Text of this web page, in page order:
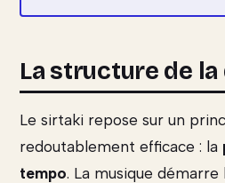
La structure de la
Le sirtaki repose sur un
redoutablement efficace : la
tempo. La musique